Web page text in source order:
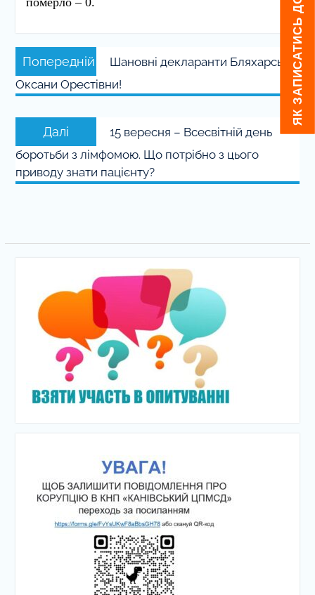
Навігація
записів
Попередній
Попередній
запис:
Шановні декларанти Бляхарської
Оксани Орестівни!
Далі
запис:
15 вересня – Всесвітній день
боротьби з лімфомою. Що потрібно з цього
приводу знати пацієнту?